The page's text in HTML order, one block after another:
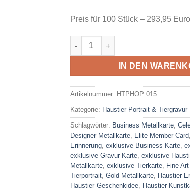
Preis für 100 Stück – 293,95 Euro
5 Stück Personalisierte Tier
IN DEN
Artikelnummer: HTPHOP 015
Kategorie: Haustier Portrait & Tiergravur
Schlagwörter: Business Metallkarte
Designer Metallkarte
Elite Member Card
Erinnerung exklusive Business Karte
exklusive Gravur Karte exklusive
Metallkarte exklusive Tierkarte Fine
Tierportrait Gold Metallkarte Haustier
Haustier Geschenkidee
Haustier